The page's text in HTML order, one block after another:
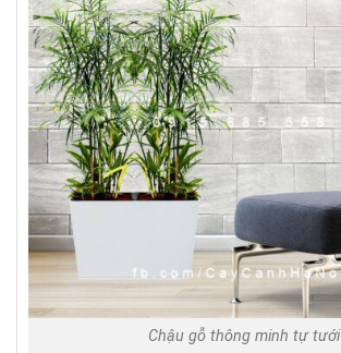
Chậu gỗ thông minh tự tưới